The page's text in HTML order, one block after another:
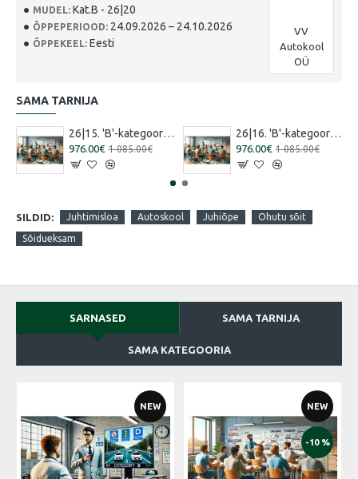
MUDEL: Kat.B - 26|20
ÕPPEPERIOOD: 24.09.2026 – 24.10.2026
ÕPPEKEEL: Eesti
VV
Autokool
OÜ
SAMA TARNIJA
26|15. 'B'-kategooria koolitus [16.07.2026 – 15.08.2026 Vene]
976.00€ 1 085.00€
26|16. 'B'-kategooria koolitus [30.07.2026 – 29.08.2026 Eesti]
976.00€ 1 085.00€
SILDID: Juhtimisloa Autoskool Juhiõpe Ohutu sõit
Sõidueksam
SARNASED SAMA TARNIJA
SAMA KATEGOORIA
NEW NEW
-10 %